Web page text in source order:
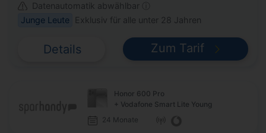
Datenautomatik abwählbar ⓘ
Junge Leute
Exklusiv für alle unter 28 Jahren
Details Zum Tarif
Honor 600 Pro
+ Vodafone Smart Lite Young
24 Monate